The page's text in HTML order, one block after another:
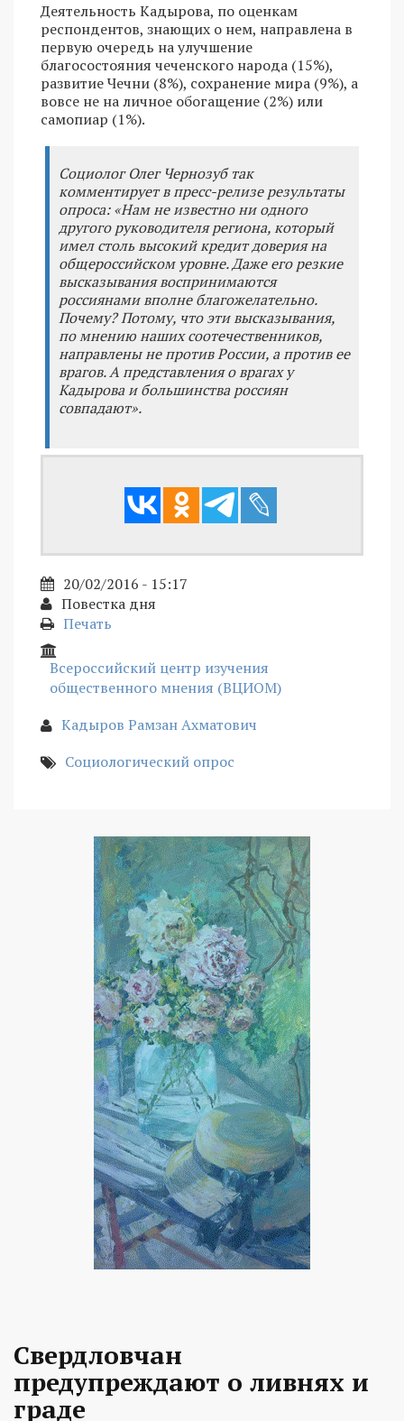
Деятельность Кадырова, по оценкам
респондентов, знающих о нем, направлена в
первую очередь на улучшение
благосостояния чеченского народа (15%),
развитие Чечни (8%), сохранение мира (9%), а
вовсе не на личное обогащение (2%) или
самопиар (1%).
Социолог Олег Чернозуб так
комментирует в пресс-релизе результаты
опроса: «Нам не известно ни одного
другого руководителя региона, который
имел столь высокий кредит доверия на
общероссийском уровне. Даже его резкие
высказывания воспринимаются
россиянами вполне благожелательно.
Почему? Потому, что эти высказывания,
по мнению наших соотечественников,
направлены не против России, а против ее
врагов. А представления о врагах у
Кадырова и большинства россиян
совпадают».
20/02/2016 - 15:17
Повестка дня
Печать
Всероссийский центр изучения
общественного мнения (ВЦИОМ)
Кадыров Рамзан Ахматович
Социологический опрос
Свердловчан
предупреждают о ливнях и
граде